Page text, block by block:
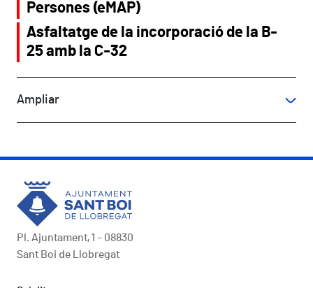
Persones (eMAP)
Asfaltatge de la incorporació de la B-
25 amb la C-32
Ampliar
Pl. Ajuntament, 1 - 08830
Sant Boi de Llobregat
Peu